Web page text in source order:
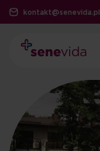
kontakt@senevida.pl